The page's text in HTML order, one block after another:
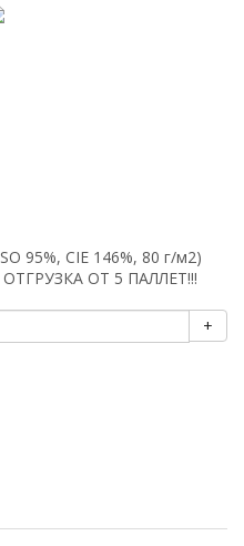
95%, CIE 146%, 80 г/м2)
ОТ 5 ПАЛЛЕТ!!!
+